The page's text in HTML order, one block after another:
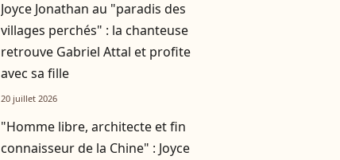
Joyce Jonathan au "paradis des
villages perchés" : la chanteuse
retrouve Gabriel Attal et profite
avec sa fille
20 juillet 2026
"Homme libre, architecte et fin
connaisseur de la Chine" : Joyce